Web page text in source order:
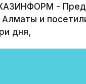
-
Алматы и
дня,